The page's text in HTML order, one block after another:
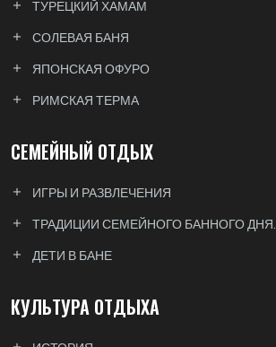
ТУРЕЦКИЙ ХАМАМ
СОЛЕВАЯ БАНЯ
ЯПОНСКАЯ ОФУРО
РИМСКАЯ ТЕРМА
СЕМЕЙНЫЙ ОТДЫХ
ИГРЫ И РАЗВЛЕЧЕНИЯ
ТРАДИЦИИ СЕМЕЙНОГО БАННОГО ДНЯ.
ДЕТИ В БАНЕ
КУЛЬТУРА ОТДЫХА